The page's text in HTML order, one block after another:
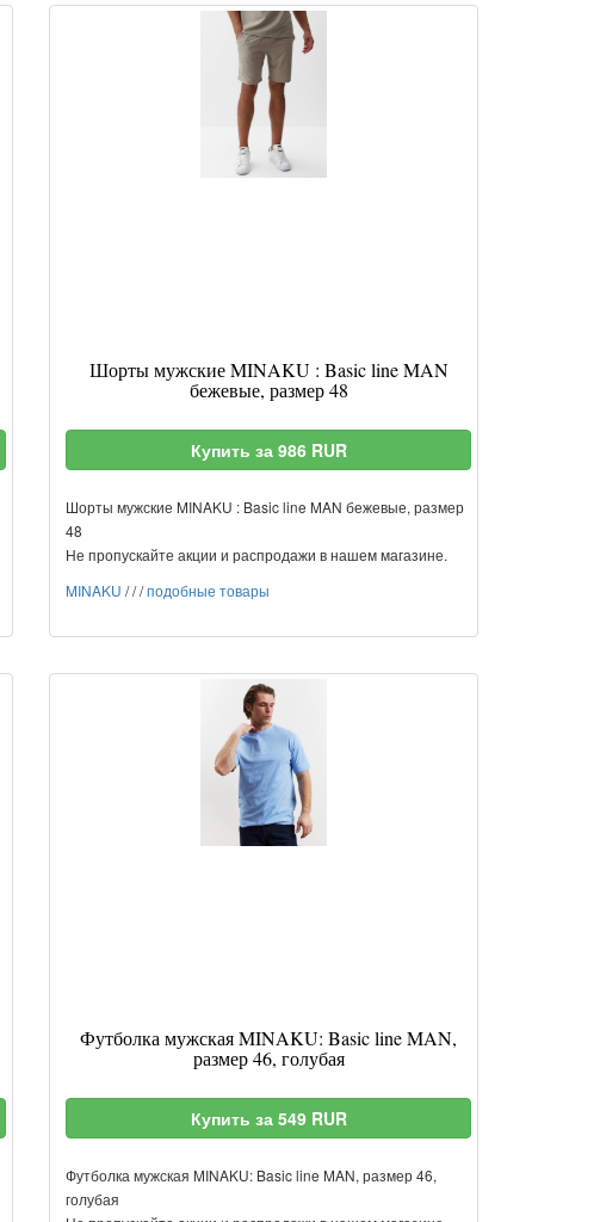
Шорты мужские MINAKU : Basic line MAN
бежевые, размер 48
Купить за 986 RUR
Шорты мужские MINAKU : Basic line MAN бежевые, размер
48
Не пропускайте акции и распродажи в нашем магазине.
MINAKU ///подобные товары
Футболка мужская MINAKU: Basic line MAN,
размер 46, голубая
Купить за 549 RUR
Футболка мужская MINAKU: Basic line MAN, размер 46,
голубая